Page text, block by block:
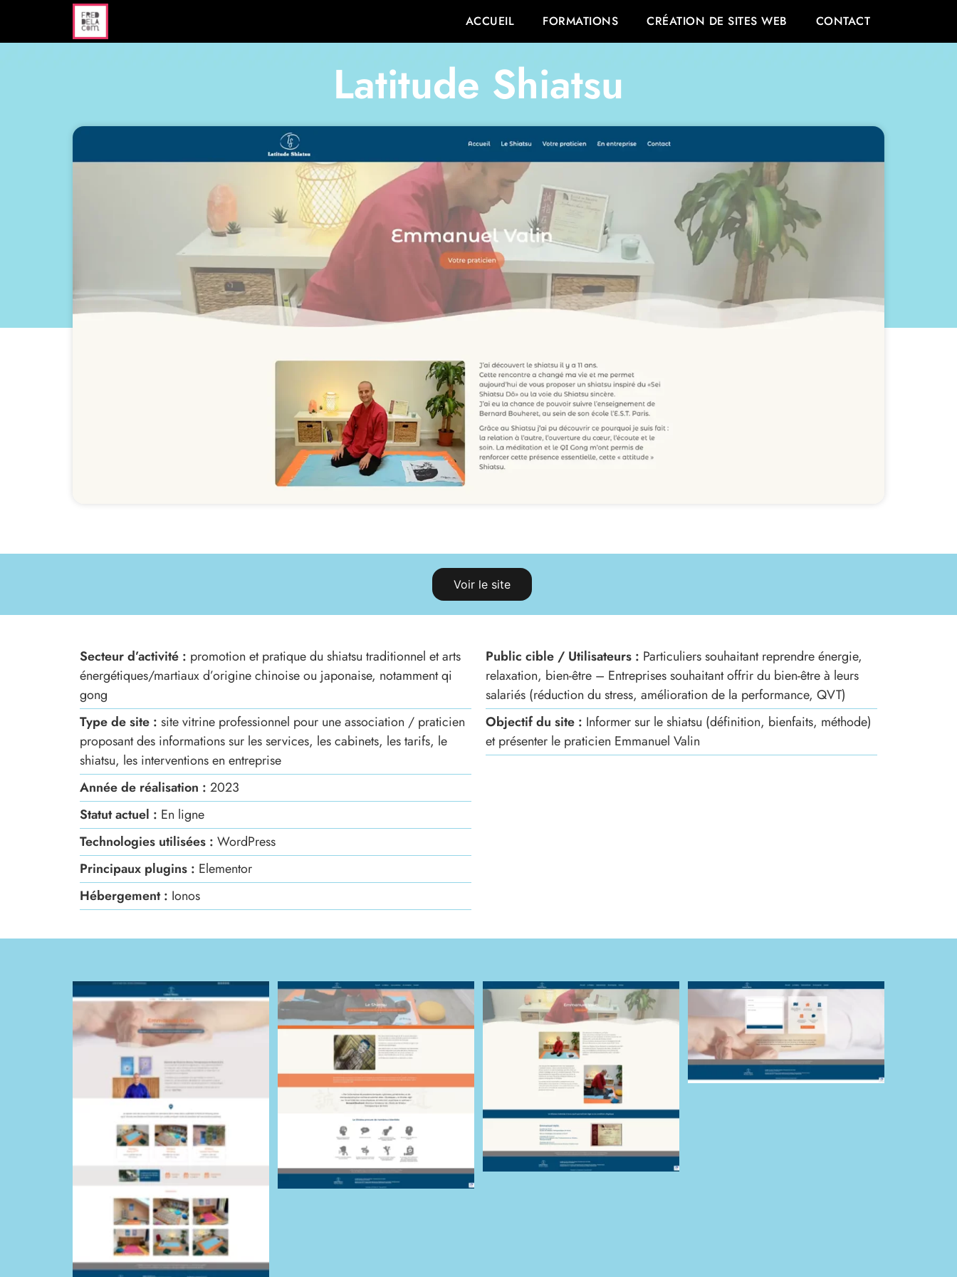
ACCUEIL FORMATIONS CRÉATION DE SITES WEB CONTACT
Latitude Shiatsu
Voir le site
Secteur d’activité : promotion et pratique du shiatsu traditionnel et arts
énergétiques/martiaux d’origine chinoise ou japonaise, notamment qi
gong
Type de site : site vitrine professionnel pour une association / praticien
proposant des informations sur les services, les cabinets, les tarifs, le
shiatsu, les interventions en entreprise
Année de réalisation : 2023
Statut actuel : En ligne
Technologies utilisées : WordPress
Principaux plugins : Elementor
Hébergement : Ionos
Public cible / Utilisateurs : Particuliers souhaitant reprendre énergie,
relaxation, bien-être – Entreprises souhaitant offrir du bien-être à leurs
salariés (réduction du stress, amélioration de la performance, QVT)
Objectif du site : Informer sur le shiatsu (définition, bienfaits, méthode)
et présenter le praticien Emmanuel Valin